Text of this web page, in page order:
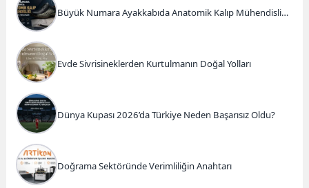
Büyük Numara Ayakkabıda Anatomik Kalıp Mühendisliği
Evde Sivrisineklerden Kurtulmanın Doğal Yolları
Dünya Kupası 2026’da Türkiye Neden Başarısız Oldu?
Doğrama Sektöründe Verimliliğin Anahtarı